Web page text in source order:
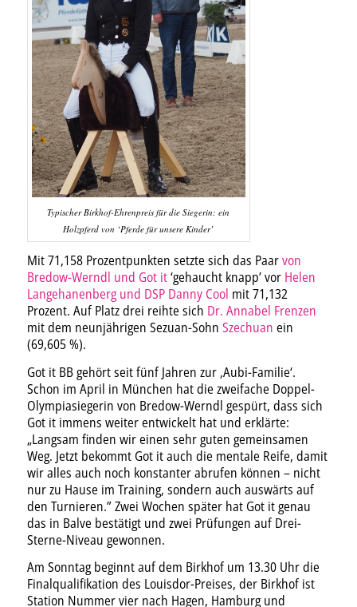
Typischer Birkhof-Ehrenpreis für die Siegerin: ein
Holzpferd von ‘Pferde für unsere Kinder’
Mit 71,158 Prozentpunkten setzte sich das Paarvon
Bredow-Werndl und Got it‘gehaucht knapp’ vor Helen
Langehanenberg und DSP Danny Cool mit 71,132
Prozent. Auf Platz drei reihte sich Dr. Annabel Frenzen
mit dem neunjährigen Sezuan-Sohn Szechuan ein
(69,605 %).
Got it BB gehört seit fünf Jahren zur ‚Aubi-Familie‘.
Schon im April in München hat die zweifache Doppel-
Olympiasiegerin von Bredow-Werndl gespürt, dass sich
Got it immens weiter entwickelt hat und erklärte:
„Langsam finden wir einen sehr guten gemeinsamen
Weg. Jetzt bekommt Got it auch die mentale Reife, damit
wir alles auch noch konstanter abrufen können – nicht
nur zu Hause im Training, sondern auch auswärts auf
den Turnieren.” Zwei Wochen später hat Got it genau
das in Balve bestätigt und zwei Prüfungen auf Drei-
Sterne-Niveau gewonnen.
Am Sonntag beginnt auf dem Birkhof um 13.30 Uhr die
Finalqualifikation des Louisdor-Preises, der Birkhof ist
Station Nummer vier nach Hagen, Hamburg und